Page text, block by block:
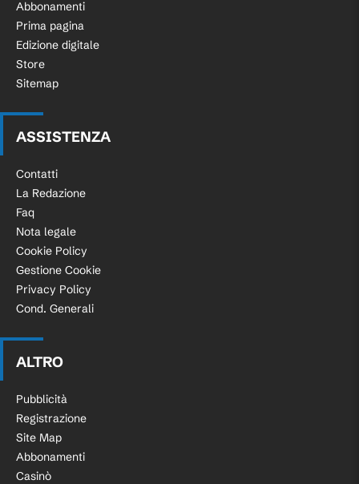
Abbonamenti
Prima pagina
Edizione digitale
Store
Sitemap
ASSISTENZA
Contatti
La Redazione
Faq
Nota legale
Cookie Policy
Gestione Cookie
Privacy Policy
Cond. Generali
ALTRO
Pubblicità
Registrazione
Site Map
Abbonamenti
Casinò